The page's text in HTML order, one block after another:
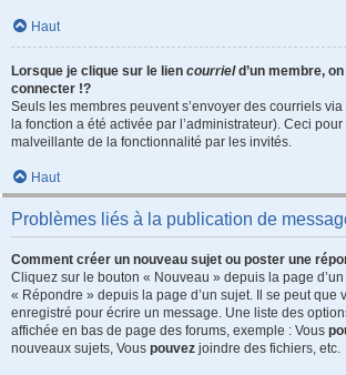
Haut
Lorsque je clique sur le lien courrield’un membre,
connecter !?
Seuls les membres peuvent s’envoyer des courriels
la fonction a été activée par l’administrateur). Ceci
malveillante de la fonctionnalité par les invités.
Haut
Problèmes liés à la publication de
Comment créer un nouveau sujet ou poster une
Cliquez sur le bouton « Nouveau » depuis la page d’un
« Répondre » depuis la page d’un sujet. Il se peut que
enregistré pour écrire un message. Une liste des
affichée en bas de page des forums, exemple : Vous
nouveaux sujets, Vous pouvez joindre des fichiers, etc.